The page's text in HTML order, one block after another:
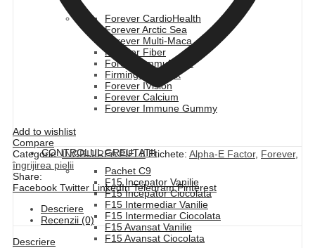
Forever CardioHealth
Forever Arctic Sea
Forever Multi-Maca
Forever Fiber
Forever ImmuBlend
Firming Complex
Forever IVision
Forever Calcium
Forever Immune Gummy
CONTROLUL GREUTATII
Pachet C9
F15 Incepator Vanilie
F15 Incepator Ciocolata
F15 Intermediar Vanilie
F15 Intermediar Ciocolata
F15 Avansat Vanilie
F15 Avansat Ciocolata
Add to wishlist
Compare
Categorie:INGRIJIREA PIELII Etichete: Alpha-E Factor, Forever,
îngrijirea pielii
Share:
Facebook Twitter LinkedIn Telegram Pinterest
Descriere
Recenzii (0)
Descriere